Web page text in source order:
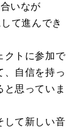
いなが
て進んでき
クトに参加で
、自信を持っ
思っていま
して新しい音